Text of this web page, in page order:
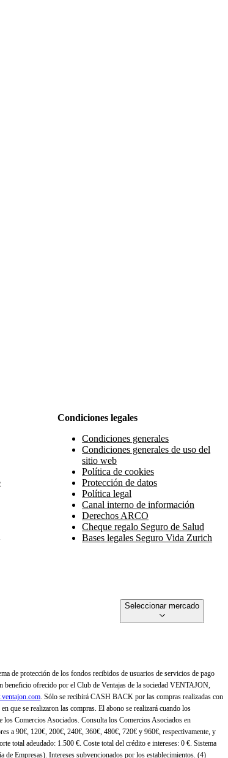
Condiciones legales
Condiciones generales
Condiciones generales de uso del
sitio web
Política de cookies
Protección de datos
Política legal
Canal interno de información
Derechos ARCO
Cheque regalo Seguro de Salud
Bases legales Seguro Vida Zurich
Seleccionar mercado
de protección de los fondos recibidos de usuarios de servicios de pago
ofrecido por el Club de Ventajas de la sociedad VENTAJON,
. Sólo se recibirá CASH BACK por las compras realizadas con
se realizaron las compras. El abono se realizará cuando los
Comercios Asociados. Consulta los Comercios Asociados en
a 90€, 120€, 200€, 240€, 360€, 480€, 720€ y 960€, respectivamente, y
total adeudado: 1.500 €. Coste total del crédito e intereses: 0 €. Sistema
Empresas). Intereses subvencionados por los establecimientos. (4)